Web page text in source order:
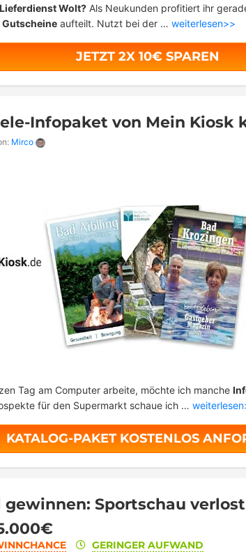
Lieferdienst Wolt? Als Neukunden profitiert ihr
Gutscheine aufteilt. Nutzt bei der … weiterlesen>>
JETZT 2X 10€ SPAREN
Infopaket von Mein Kiosk
Mirco
Tag am Computer arbeite, möchte ich manche
für den Supermarkt schaue ich …
KATALOG-PAKET KOSTENLOS
Sportschau
GERINGER AUFWAND